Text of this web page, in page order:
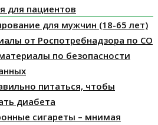
для пациентов
для мужчин (18-65 лет)
от Роспотребнадзора по СО
по безопасности
питаться, чтобы
диабета
сигареты – мнимая